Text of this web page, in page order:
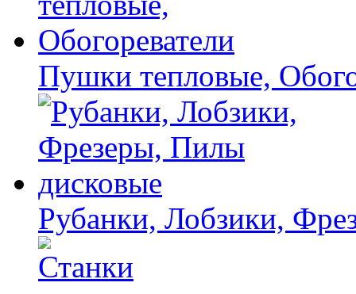
Пушки тепловые,
Рубанки, Лобзики,